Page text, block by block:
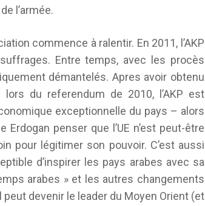
l’armée.
commence à ralentir. En 2011, l’AKP
Entre temps, avec les procès
démantelés. Apres avoir obtenu
du referendum de 2010, l’AKP est
exceptionnelle du pays – alors
penser que l’UE n’est peut-être
pour légitimer son pouvoir. C’est aussi
d’inspirer les pays arabes avec sa
arabes » et les autres changements
devenir le leader du Moyen Orient (et